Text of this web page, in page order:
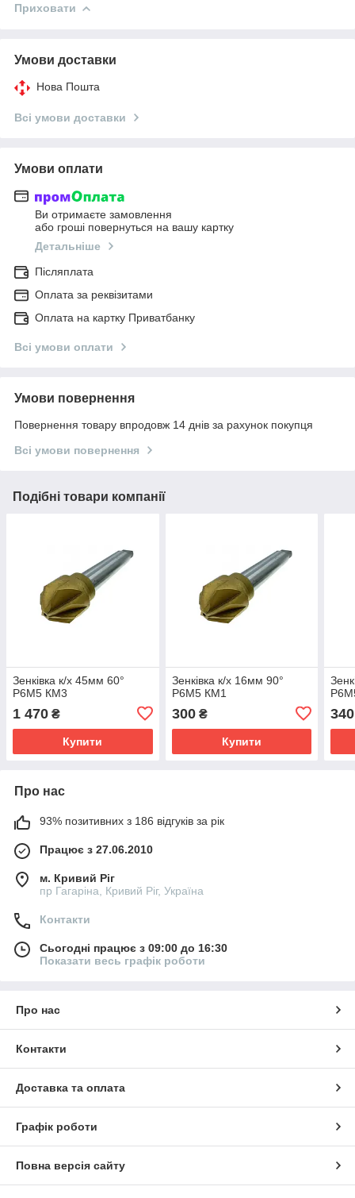
Приховати
Умови доставки
Нова Пошта
Всі умови доставки
Умови оплати
Ви отримаєте замовлення
або гроші повернуться на вашу картку
Детальніше
Післяплата
Оплата за реквізитами
Оплата на картку Приватбанку
Всі умови оплати
Умови повернення
Повернення товару впродовж 14 днів за рахунок покупця
Всі умови повернення
Подібні товари компанії
Зенківка к/х 45мм 60°
Р6М5 КМ3
1 470 ₴
Купити
Зенківка к/х 16мм 90°
Р6М5 КМ1
300₴
Купити
340
Про нас
93% позитивних з 186 відгуків за рік
Працює з 27.06.2010
м. Кривий Ріг
пр Гагаріна, Кривий Ріг, Україна
Контакти
Сьогодні працює з 09:00 до 16:30
Показати весь графік роботи
Про нас
Контакти
Доставка та оплата
Графік роботи
Повна версія сайту